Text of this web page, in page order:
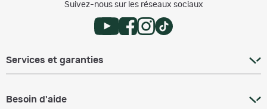
Suivez-nous sur les réseaux sociaux
Services et garanties
Besoin d'aide